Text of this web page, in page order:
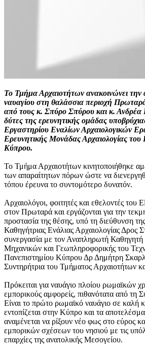
Το Τμήμα Αρχαιοτήτων ανακοινώνει
ναυαγίου στη θαλάσσια περιοχή
από τους κ. Σπύρο Σπύρου και κ. Ανδρέα
δύτες της ερευνητικής ομάδας
Εργαστηρίου Εναλίων Αρχαιολογικών
Ερευνητικής Μονάδας Αρχαιολογίας του
Κύπρου.
Το Τμήμα Αρχαιοτήτων κινητοποιήθηκε
των απαραίτητων πόρων ώστε να
τόπου έρευνα το συντομότερο δυνατόν.
Αρχαιολόγοι, φοιτητές και εθελοντές του
στον Πρωταρά και εργάζονται για την
προστασία της θέσης, υπό τη διεύθυνση
Καθηγήτριας Ενάλιας Αρχαιολογίας Δρος
συνεργασία με τον Αναπληρωτή
Μηχανικών και Γεωπληροφορικής του
Πανεπιστημίου Κύπρου Δρ Δημήτρη
Συντηρήτρια του Τμήματος Αρχαιοτήτων
Πρόκειται για ναυάγιο πλοίου ρωμαϊκών
εμπορικούς αμφορείς, πιθανότατα από τη
Είναι το πρώτο ρωμαϊκό ναυάγιο σε καλή
εντοπίζεται στην Κύπρο και τα
αναμένεται να ρίξουν νέο φως στο εύρος
εμπορικών σχέσεων του νησιού με τις
επαρχίες της ανατολικής Μεσογείου.